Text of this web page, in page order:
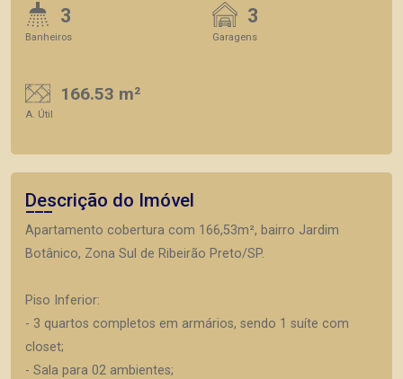
3
Banheiros
3
Garagens
166.53 m²
A. Útil
Descrição do Imóvel
Apartamento cobertura com 166,53m², bairro Jardim
Botânico, Zona Sul de Ribeirão Preto/SP.
Piso Inferior:
- 3 quartos completos em armários, sendo 1 suíte com
closet;
- Sala para 02 ambientes;